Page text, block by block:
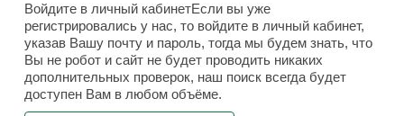
Войдите в личный кабинетЕсли вы уже
регистрировались у нас, то войдите в личный кабинет,
указав Вашу почту и пароль, тогда мы будем знать, что
Вы не робот и сайт не будет проводить никаких
дополнительных проверок, наш поиск всегда будет
доступен Вам в любом объёме.